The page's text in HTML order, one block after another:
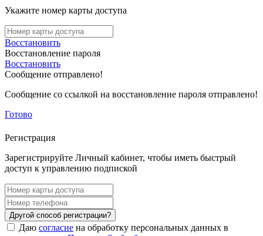
Укажите номер карты доступа
Восстановить
Восстановление пароля
Восстановить
Сообщение отправлено!
Сообщение со ссылкой на восстановление пароля отправлено!
Готово
Регистрация
Зарегистрируйте Личный кабинет, чтобы иметь быстрый
доступ к управлению подпиской
Другой способ регистрации?
Даю согласие на обработку персональных данных в